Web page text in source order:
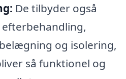
De tilbyder også
og isolering,
så funktionel og